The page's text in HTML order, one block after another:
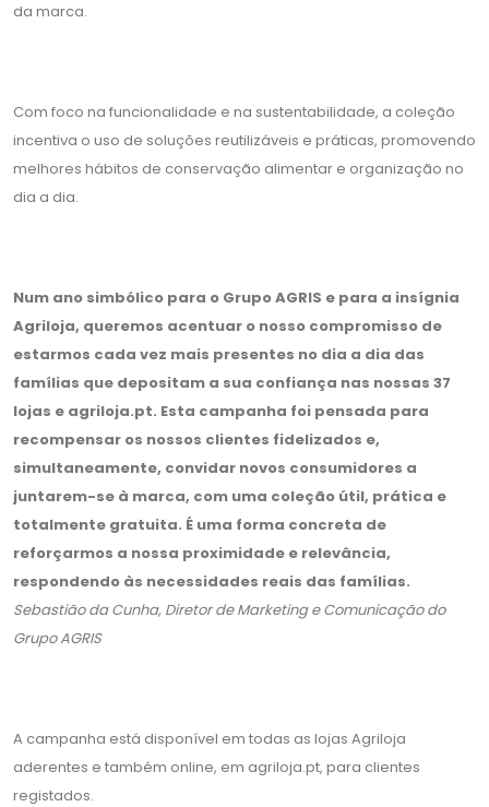
da marca.
Com foco na funcionalidade e na sustentabilidade, a coleção
incentiva o uso de soluções reutilizáveis e práticas, promovendo
melhores hábitos de conservação alimentar e organização no
dia a dia.
Num ano simbólico para o Grupo AGRIS e para a insígnia
Agriloja, queremos acentuar o nosso compromisso de
estarmos cada vez mais presentes no dia a dia das
famílias que depositam a sua confiança nas nossas 37
lojas e agriloja.pt. Esta campanha foi pensada para
recompensar os nossos clientes fidelizados e,
simultaneamente, convidar novos consumidores a
juntarem-se à marca, com uma coleção útil, prática e
totalmente gratuita. É uma forma concreta de
reforçarmos a nossa proximidade e relevância,
respondendo às necessidades reais das famílias.
Sebastião da Cunha, Diretor de Marketing e Comunicação do
Grupo AGRIS
A campanha está disponível em todas as lojas Agriloja
aderentes e também online, em agriloja.pt, para clientes
registados.